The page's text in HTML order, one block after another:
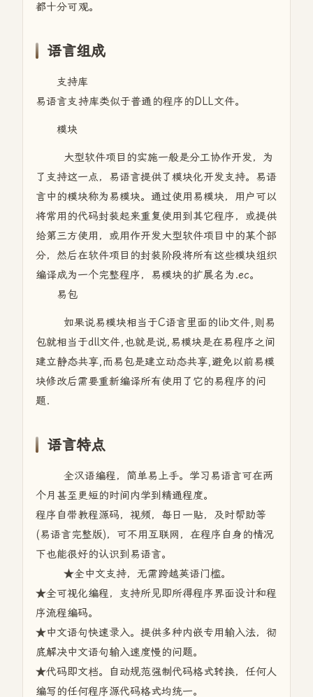
都十分可观。
语言组成
支持库
易语言支持库类似于普通的程序的DLL文件。
模块
大型软件项目的实施一般是分工协作开发，为
了支持这一点，易语言提供了模块化开发支持。易语
言中的模块称为易模块。通过使用易模块，用户可以
将常用的代码封装起来重复使用到其它程序，或提供
给第三方使用，或用作开发大型软件项目中的某个部
分，然后在软件项目的封装阶段将所有这些模块组织
编译成为一个完整程序，易模块的扩展名为.ec。
易包
如果说易模块相当于C语言里面的lib文件,则易
包就相当于dll文件,也就是说,易模块是在易程序之间
建立静态共享,而易包是建立动态共享,避免以前易模
块修改后需要重新编译所有使用了它的易程序的问
题.
语言特点
全汉语编程，简单易上手。学习易语言可在两
个月甚至更短的时间内学到精通程度。
程序自带教程源码，视频，每日一贴，及时帮助等
(易语言完整版)，可不用互联网，在程序自身的情况
下也能很好的认识到易语言。
★全中文支持，无需跨越英语门槛。
★全可视化编程，支持所见即所得程序界面设计和程
序流程编码。
★中文语句快速录入。提供多种内嵌专用输入法，彻
底解决中文语句输入速度慢的问题。
★代码即文档。自动规范强制代码格式转换，任何人
编写的任何程序源代码格式均统一。